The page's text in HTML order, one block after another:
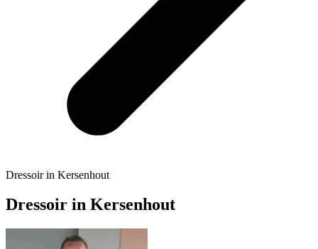
Dressoir in Kersenhout
Dressoir in Kersenhout